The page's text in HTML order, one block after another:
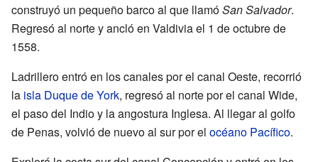
construyó un pequeño barco al que llamóSan Salvador.
Regresó al norte y ancló en Valdivia el 1 de octubre de
1558.
Ladrillero entró en los canales por el canal Oeste, recorrió
la isla Duque de York, regresó al norte por el canal Wide,
el paso del Indio y la angostura Inglesa. Al llegar al golfo
de Penas, volvió de nuevo al sur por el océano Pacífico.